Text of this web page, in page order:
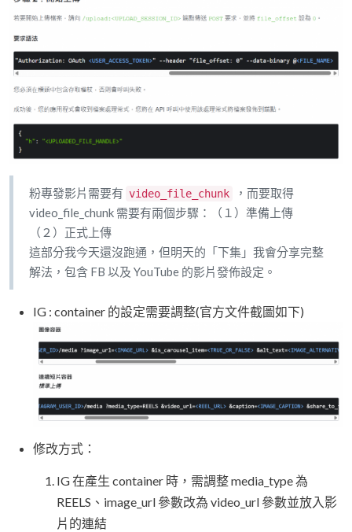
粉專發影片需要有 video_file_chunk
，而要取得
video_file_chunk 需要有兩個步驟：（１）準備上傳
（２）正式上傳
這部分我今天還沒跑通，但明天的「下集」我會分享完整
解法，包含 FB 以及 YouTube 的影片發佈設定。
IG : container 的設定需要調整(官方文件截圖如下)
修改方式：
IG 在產生 container 時，需調整 media_type 為
REELS、image_url 參數改為 video_url 參數並放入影
片的連結